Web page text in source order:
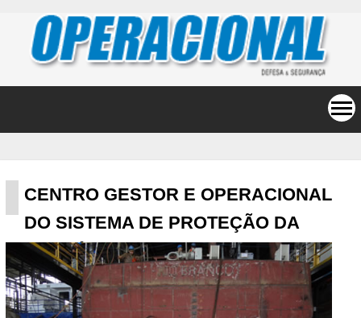
CENTRO GESTOR E OPERACIONAL
DO SISTEMA DE PROTEÇÃO DA
AMAZÔNIA (CENSIPAM)